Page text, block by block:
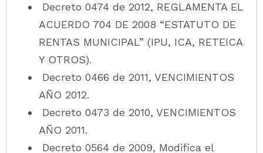
Decreto 0474 de 2012, REGLAMENTA EL
ACUERDO 704 DE 2008 “ESTATUTO DE
RENTAS MUNICIPAL” (IPU, ICA, RETEICA
Y OTROS).
Decreto 0466 de 2011, VENCIMIENTOS
AÑO 2012.
Decreto 0473 de 2010, VENCIMIENTOS
AÑO 2011.
Decreto 0564 de 2009, Modifica el